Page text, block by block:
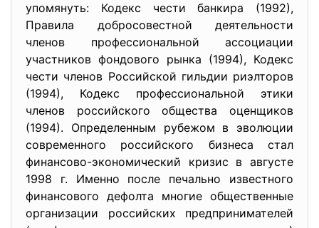
упомянуть: Кодекс чести банкира (1992),
Правила добросовестной деятельности
членов профессиональной ассоциации
участников фондового рынка (1994), Кодекс
чести членов Российской гильдии риэлторов
(1994), Кодекс профессиональной этики
членов российского общества оценщиков
(1994). Определенным рубежом в эволюции
современного российского бизнеса стал
финансово-экономический кризис в августе
1998 г. Именно после печально известного
финансового дефолта многие общественные
организации российских предпринимателей